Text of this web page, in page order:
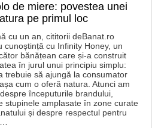
de miere: povestea unei
pe primul loc
cu un an, cititorii deBanat.ro
cunoștință cu Infinity Honey, un
bănățean care și-a construit
în jurul unui principiu simplu:
trebuie să ajungă la consumator
cum o oferă natura. Atunci am
începuturile brandului,
stupinele amplasate în zone curate
și despre respectul pentru